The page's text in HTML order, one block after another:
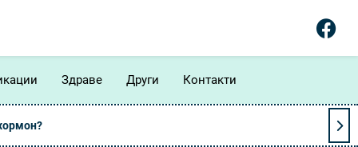
Здраве Други Контакти